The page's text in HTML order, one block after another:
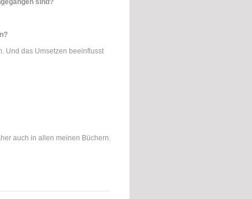
sind?
Und das Umsetzen beeinflusst
auch in allen meinen Büchern.